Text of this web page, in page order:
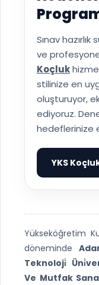
Sınav
ve
Koçluk
stilinize en
oluşturuyor,
ediyoruz.
hedeflerinize
YKS
Yükseköğretim
döneminde
Teknoloji̇
Ve Mutfak